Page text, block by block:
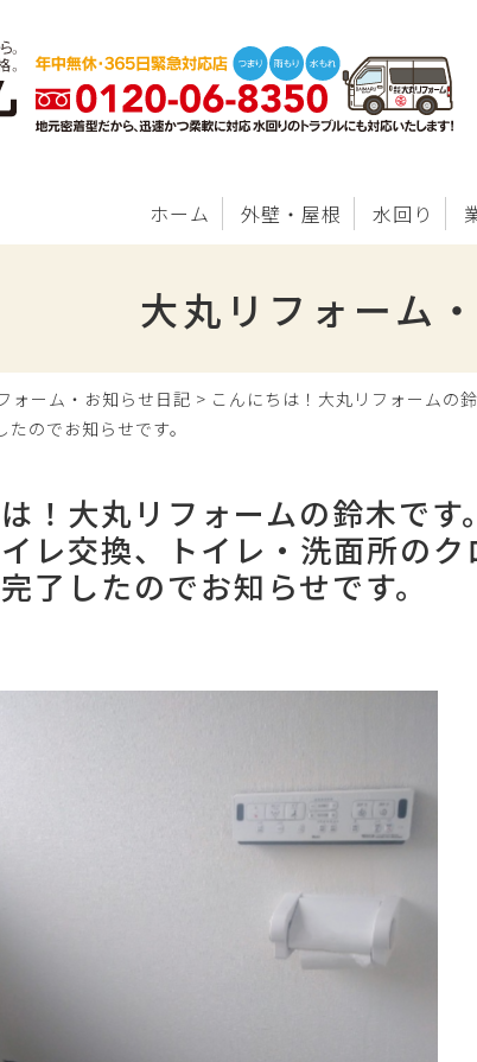
ホーム 外壁・屋根 水回り
大丸リフォーム
ォーム・お知らせ日記 > こんにちは！大丸リフォームの
のでお知らせです。
！大丸リフォームの鈴木です
レ交換、トイレ・洗面所のク
了したのでお知らせです。